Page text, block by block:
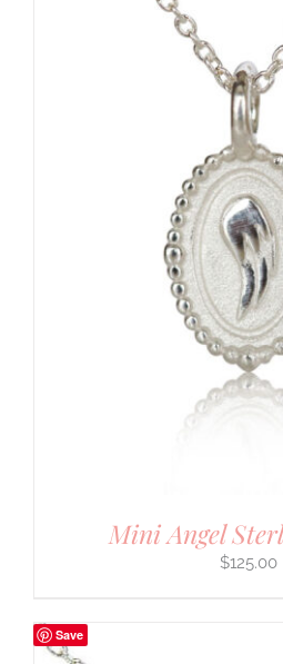
Mini Angel
$125.00
Save